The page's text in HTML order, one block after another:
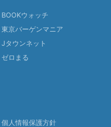
BOOKウォッチ
東京バーゲンマニア
Jタウンネット
ゼロまる
個人情報保護方針